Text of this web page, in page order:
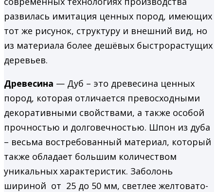
развилась имитация ценных пород, имеющих
тот же рисунок, структуру и внешний вид, но
из материала более дешёвых быстрорастущих
деревьев.
Древесина — Дуб – это древесина ценных
пород, которая отличается превосходными
декоративными свойствами, а также особой
прочностью и долговечностью. Шпон из дуба
– весьма востребованный материал, который
также обладает большим количеством
уникальных характеристик. Заболонь
шириной от 25 до 50 мм, светлее желтовато-